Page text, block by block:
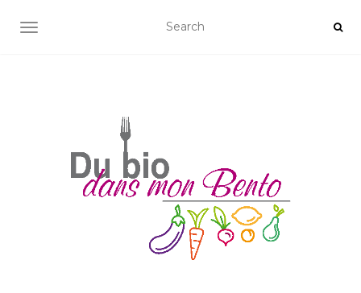
AFFICHER/MASQUER LA NAVIGATION